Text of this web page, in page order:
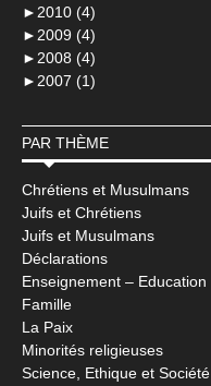
► 2010 (4)
► 2009 (4)
► 2008 (4)
► 2007 (1)
PAR THÈME
Chrétiens et Musulmans
Juifs et Chrétiens
Juifs et Musulmans
Déclarations
Enseignement – Education
Famille
La Paix
Minorités religieuses
Science, Ethique et Société